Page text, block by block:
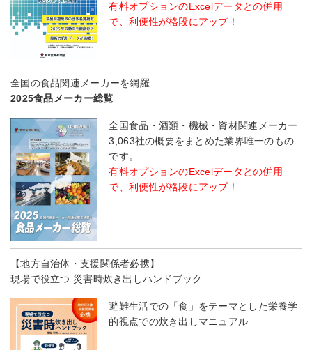
有料オプションのExcelデータとの併用
で、利便性が格段にアップ！
全国の食品関連メーカーを網羅――
2025食品メーカー総覧
全国食品・酒類・機械・資材関連メーカー
3,063社の概要をまとめた業界唯一のもの
です。
有料オプションのExcelデータとの併用
で、利便性が格段にアップ！
【地方自治体・支援関係者必携】
現場で役立つ 災害時炊き出しハンドブック
避難生活での「食」をテーマとした栄養学
的視点での炊き出しマニュアル